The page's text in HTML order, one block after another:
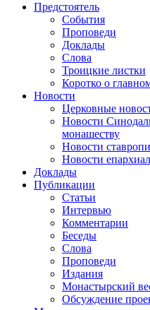
Предстоятель
События
Проповеди
Доклады
Слова
Троицкие листки
Коротко о
Новости
Церковные
Новости
монашеству
Новости
Новости
Доклады
Публикации
Статьи
Интервью
Комментарии
Беседы
Слова
Проповеди
Издания
Монастырский
Обсуждение